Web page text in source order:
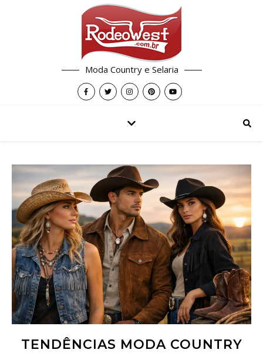
Moda Country e Selaria
TENDÊNCIAS MODA COUNTRY